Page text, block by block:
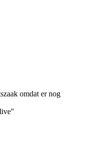
omdat er nog